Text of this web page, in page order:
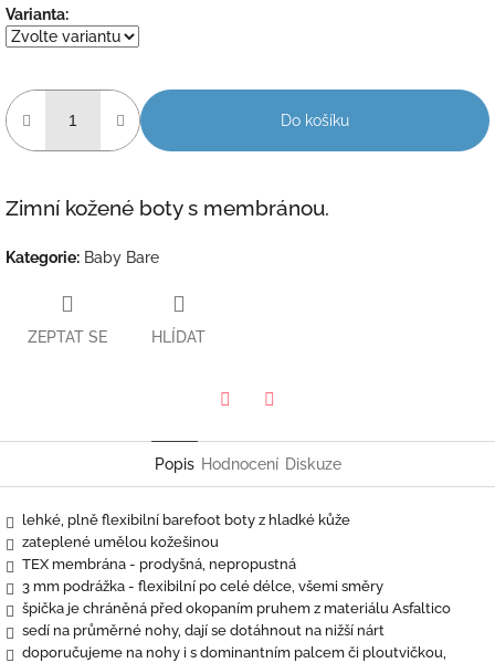
Měrná
cena:
Varianta:
Do košíku
Zimní kožené boty s membránou.
Kategorie: Baby Bare
ZEPTAT SE HLÍDAT
Popis Hodnocení Diskuze
lehké, plně flexibilní barefoot boty z hladké kůže
zateplené umělou kožešinou
TEX membrána - prodyšná, nepropustná
3 mm podrážka - flexibilní po celé délce, všemi směry
špička je chráněná před okopaním pruhem z materiálu Asfaltico
sedí na průměrné nohy, dají se dotáhnout na nižší nárt
doporučujeme na nohy i s dominantním palcem či ploutvičkou,